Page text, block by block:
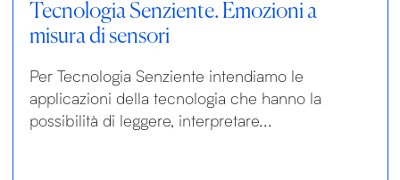
Tecnologia Senziente. Emozioni a
misura di sensori
Per Tecnologia Senziente intendiamo le
applicazioni della tecnologia che hanno la
possibilità di leggere, interpretare...